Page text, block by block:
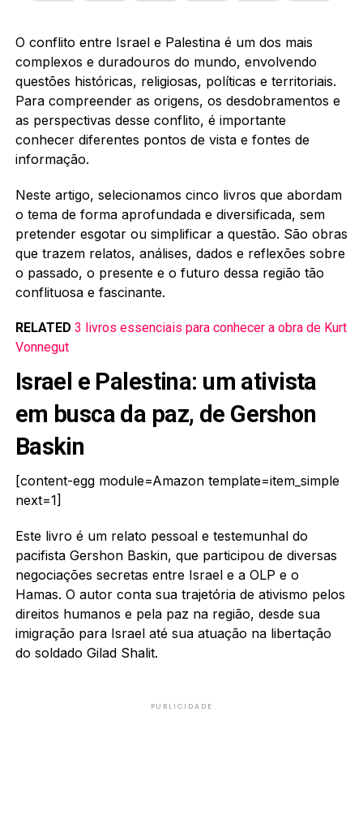
O conflito entre Israel e Palestina é um dos mais
complexos e duradouros do mundo, envolvendo
questões históricas, religiosas, políticas e territoriais.
Para compreender as origens, os desdobramentos e
as perspectivas desse conflito, é importante
conhecer diferentes pontos de vista e fontes de
informação.
Neste artigo, selecionamos cinco livros que abordam
o tema de forma aprofundada e diversificada, sem
pretender esgotar ou simplificar a questão. São obras
que trazem relatos, análises, dados e reflexões sobre
o passado, o presente e o futuro dessa região tão
conflituosa e fascinante.
RELATED 3 livros essenciais para conhecer a obra de Kurt
Vonnegut
Israel e Palestina: um ativista
em busca da paz, de Gershon
Baskin
[content-egg module=Amazon template=item_simple
next=1]
Este livro é um relato pessoal e testemunhal do
pacifista Gershon Baskin, que participou de diversas
negociações secretas entre Israel e a OLP e o
Hamas. O autor conta sua trajetória de ativismo pelos
direitos humanos e pela paz na região, desde sua
imigração para Israel até sua atuação na libertação
do soldado Gilad Shalit.
PUBLICIDADE